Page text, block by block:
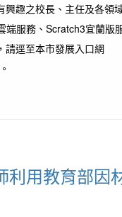
趣之校長、主任及各領
服務、Scratch3宜蘭版
請逕至本市發展入口網
利用教育部因